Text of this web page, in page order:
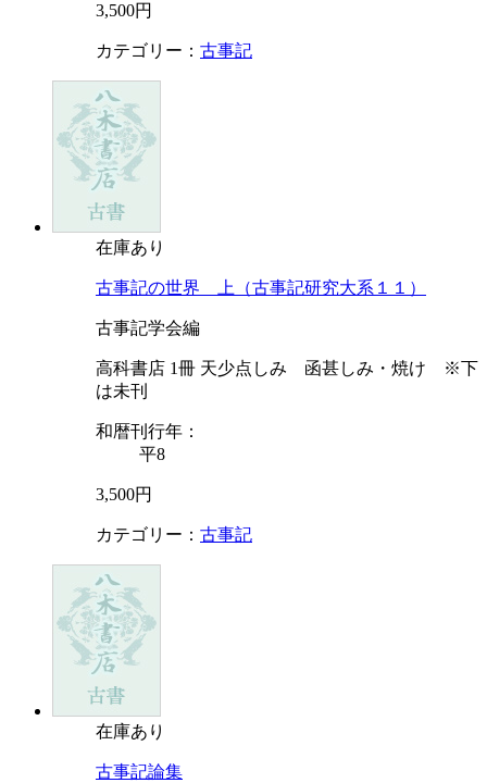
3,500円
カテゴリー： 古事記
在庫あり
古事記の世界 上（古事記研究大系１１）
古事記学会編
高科書店 1冊 天少点しみ 函甚しみ・焼け ※下
は未刊
和暦刊行年：
平8
3,500円
カテゴリー： 古事記
在庫あり
古事記論集